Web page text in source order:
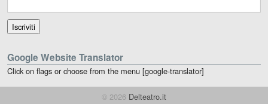
Google Website Translator
Click on flags or choose from the menu [google-translator]
© 2026 Delteatro.it